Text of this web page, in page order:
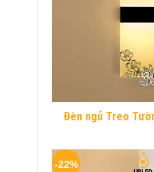
Đèn ngủ Treo
Hiện
-22%